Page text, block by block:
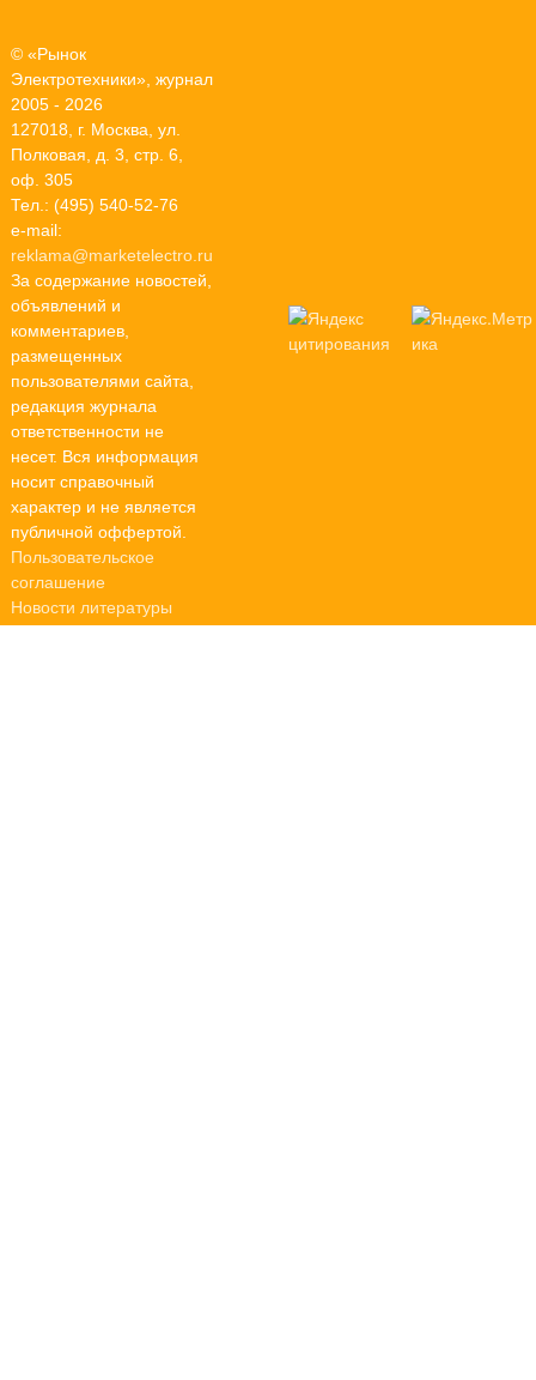
© «Рынок
Электротехники», журнал
2005 - 2026
127018, г. Москва, ул.
Полковая, д. 3, стр. 6,
оф. 305
Тел.: (495) 540-52-76
e-mail:
reklama@marketelectro.ru
За содержание новостей,
объявлений и
комментариев,
размещенных
пользователями сайта,
редакция журнала
ответственности не
несет. Вся информация
носит справочный
характер и не является
публичной оффертой.
Пользовательское
соглашение
Новости литературы